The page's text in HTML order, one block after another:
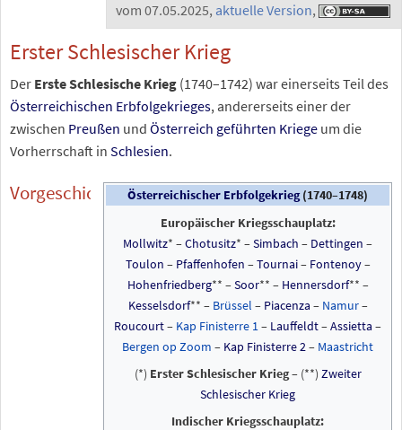
vom 07.05.2025, aktuelle Version,
Erster Schlesischer Krieg
Der Erste Schlesische Krieg (1740–1742) war einerseits Teil des
Österreichischen Erbfolgekrieges, andererseits einer der
zwischen Preußen und Österreich geführten Kriege um die
Vorherrschaft in Schlesien.
Österreichischer Erbfolgekrieg(1740–1748)
Europäischer Kriegsschauplatz:
Mollwitz* –Chotusitz* –Simbach – Dettingen –
Toulon – Pfaffenhofen –Tournai– Fontenoy–
Hohenfriedberg** –Soor** – Hennersdorf** –
Kesselsdorf** – Brüssel – Piacenza – Namur–
Roucourt– Kap Finisterre 1 – Lauffeldt–Assietta –
Bergen op Zoom – Kap Finisterre 2 – Maastricht
(*) Erster Schlesischer Krieg– (**) Zweiter
Schlesischer Krieg
Indischer Kriegsschauplatz:
Vorgeschichte